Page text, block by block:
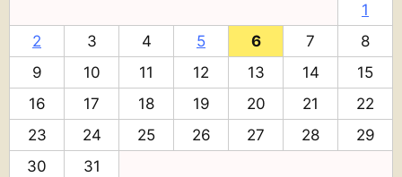
1
2
3 4 5 6 7
8
9
10 11 12 13 14
15
16
17 18 19 20 21
22
23
24 25 26 27 28
29
30
31